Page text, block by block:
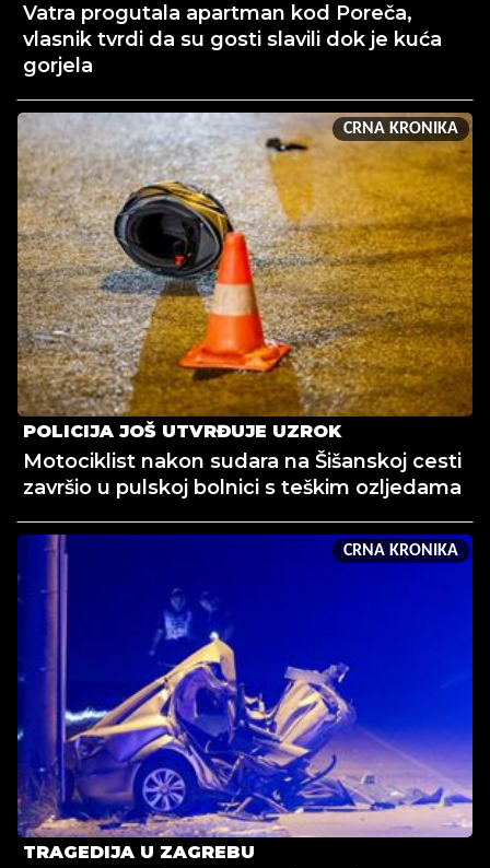
Vatra progutala apartman kod Poreča,
vlasnik tvrdi da su gosti slavili dok je kuća
gorjela
CRNA KRONIKA
POLICIJA JOŠ UTVRĐUJE UZROK
Motociklist nakon sudara na Šišanskoj cesti
završio u pulskoj bolnici s teškim ozljedama
CRNA KRONIKA
TRAGEDIJA U ZAGREBU